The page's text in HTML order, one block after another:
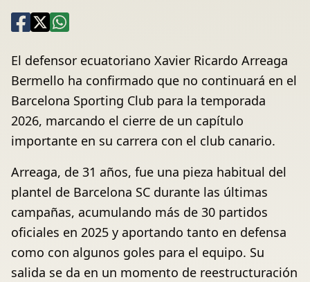
El defensor ecuatoriano Xavier Ricardo Arreaga
Bermello ha confirmado que no continuará en el
Barcelona Sporting Club para la temporada
2026, marcando el cierre de un capítulo
importante en su carrera con el club canario.
Arreaga, de 31 años, fue una pieza habitual del
plantel de Barcelona SC durante las últimas
campañas, acumulando más de 30 partidos
oficiales en 2025 y aportando tanto en defensa
como con algunos goles para el equipo. Su
salida se da en un momento de reestructuración